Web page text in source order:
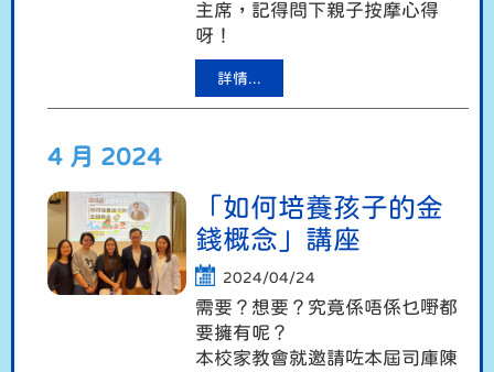
主席，記得問下親子按摩心得
呀！
詳情...
4 月 2024
「如何培養孩子的金
錢概念」講座
2024/04/24
需要？想要？究竟係唔係乜嘢都
要擁有呢？
本校家教會就邀請咗本屆司庫陳